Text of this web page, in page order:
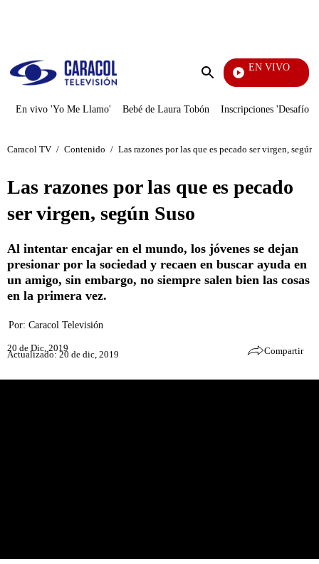
Enviar
EN VIVO
Yo Me Llamo
En vivo 'Yo Me Llamo' Bebé de Laura Tobón Inscripciones 'Desafío'
Caracol TV / Contenido / Las razones por las que es pecado ser virgen, según
Las razones por las que es pecado
ser virgen, según Suso
Al intentar encajar en el mundo, los jóvenes se dejan
presionar por la sociedad y recaen en buscar ayuda en
un amigo, sin embargo, no siempre salen bien las cosas
en la primera vez.
Por: Caracol Televisión
20 de Dic, 2019
Actualizado: 20 de dic, 2019 Compartir